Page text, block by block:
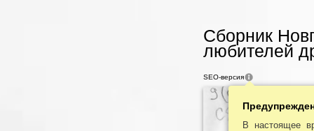
Сборник
любителей
SEO-версия
В настоящее